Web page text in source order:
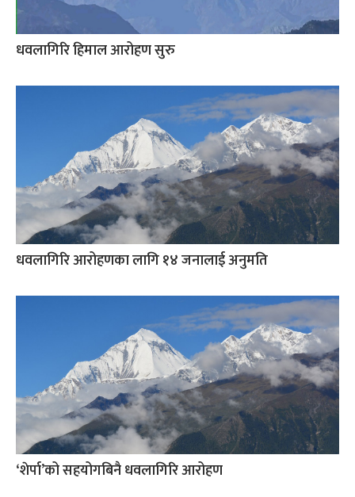
धवलागिरि हिमाल आरोहण सुरु
धवलागिरि आरोहणका लागि १४ जनालाई अनुमति
‘शेर्पा’को सहयोगबिनै धवलागिरि आरोहण